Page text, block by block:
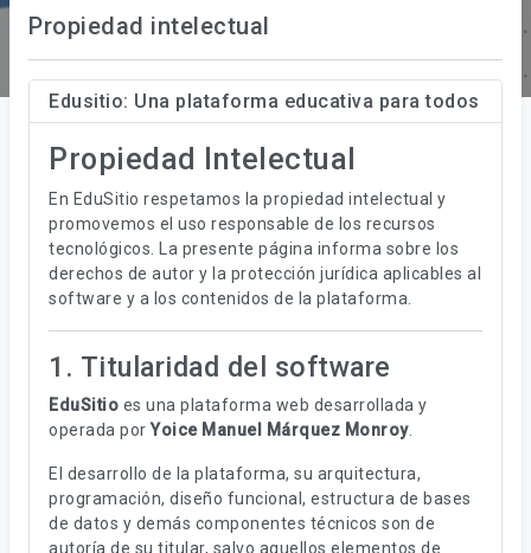
Propiedad intelectual
Edusitio: Una plataforma educativa para todos
Propiedad Intelectual
En EduSitio respetamos la propiedad intelectual y
promovemos el uso responsable de los recursos
tecnológicos. La presente página informa sobre los
derechos de autor y la protección jurídica aplicables al
software y a los contenidos de la plataforma.
1. Titularidad del software
EduSitio es una plataforma web desarrollada y
operada por Yoice Manuel Márquez Monroy.
El desarrollo de la plataforma, su arquitectura,
programación, diseño funcional, estructura de bases
de datos y demás componentes técnicos son de
autoría de su titular, salvo aquellos elementos de